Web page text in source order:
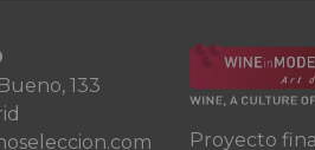
133
Proyecto